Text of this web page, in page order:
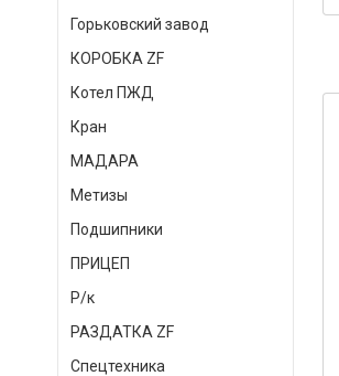
Горьковский завод
КОРОБКА ZF
Котел ПЖД
Кран
МАДАРА
Метизы
Подшипники
ПРИЦЕП
Р/к
РАЗДАТКА ZF
Спецтехника